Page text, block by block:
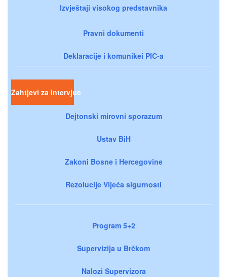
Izvještaji visokog predstavnika
Pravni dokumenti
Deklaracije i komunikei PIC-a
Zahtjevi za intervjue
Dejtonski mirovni sporazum
Ustav BiH
Zakoni Bosne i Hercegovine
Rezolucije Vijeća sigurnosti
Program 5+2
Supervizija u Brčkom
Nalozi Supervizora